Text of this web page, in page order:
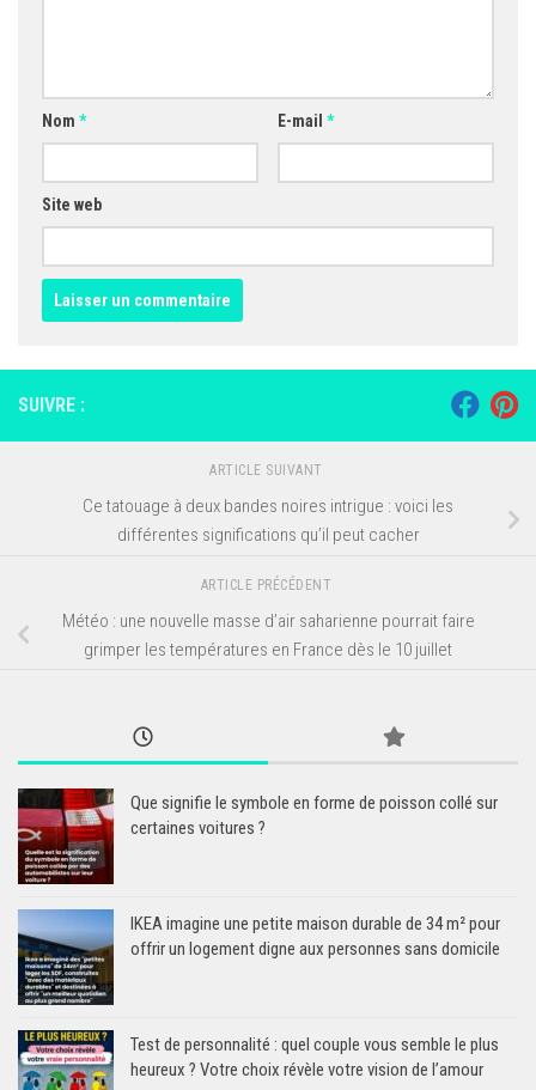
Nom * E-mail *
Site web
SUIVRE :
ARTICLE SUIVANT
Ce tatouage à deux bandes noires intrigue : voici les
différentes significations qu’il peut cacher
ARTICLE PRÉCÉDENT
Météo : une nouvelle masse d’air saharienne pourrait faire
grimper les températures en France dès le 10 juillet
Que signifie le symbole en forme de poisson collé sur
certaines voitures ?
IKEA imagine une petite maison durable de 34 m² pour
offrir un logement digne aux personnes sans domicile
Test de personnalité : quel couple vous semble le plus
heureux ? Votre choix révèle votre vision de l’amour